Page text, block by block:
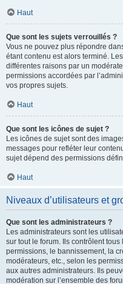
Haut
Que sont les sujets verrouillés ?
Vous ne pouvez plus répondre
étant contenu est alors terminé.
différentes raisons par un
permissions accordées par
vos propres sujets.
Haut
Que sont les icônes de sujet ?
Les icônes de sujet sont des
messages pour refléter leur
sujet dépend des permissions
Haut
Niveaux d’utilisateurs et
Que sont les administrateurs ?
Les administrateurs sont les
sur tout le forum. Ils contrôlent
permissions, le bannissement, la
modérateurs, etc., selon les
aux autres administrateurs. Ils
modération sur l’ensemble des